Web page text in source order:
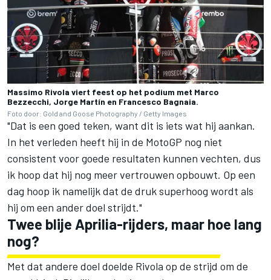
Massimo Rivola viert feest op het podium met Marco
Bezzecchi, Jorge Martín en Francesco Bagnaia.
Foto door: Gold and Goose Photography / Getty Images
"Dat is een goed teken, want dit is iets wat hij aankan.
In het verleden heeft hij in de MotoGP nog niet
consistent voor goede resultaten kunnen vechten, dus
ik hoop dat hij nog meer vertrouwen opbouwt. Op een
dag hoop ik namelijk dat de druk superhoog wordt als
hij om een ander doel strijdt."
Twee blije Aprilia-rijders, maar hoe lang
nog?
Met dat andere doel doelde Rivola op de strijd om de